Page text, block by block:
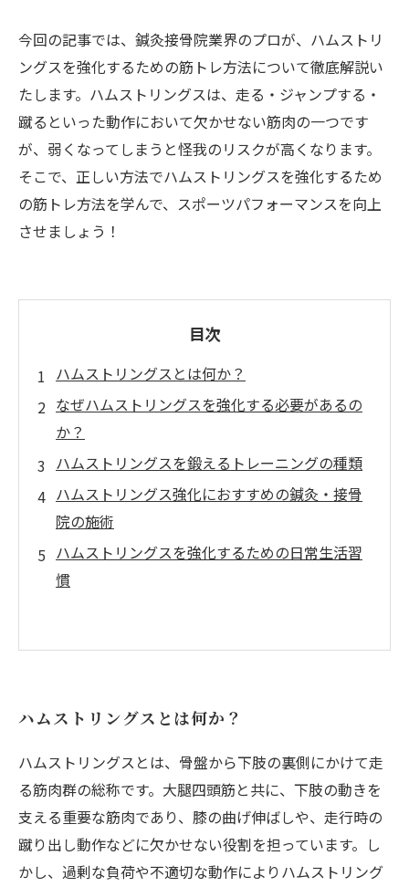
今回の記事では、鍼灸接骨院業界のプロが、ハムストリ
ングスを強化するための筋トレ方法について徹底解説い
たします。ハムストリングスは、走る・ジャンプする・
蹴るといった動作において欠かせない筋肉の一つです
が、弱くなってしまうと怪我のリスクが高くなります。
そこで、正しい方法でハムストリングスを強化するため
の筋トレ方法を学んで、スポーツパフォーマンスを向上
させましょう！
目次
ハムストリングスとは何か？
なぜハムストリングスを強化する必要があるの
か？
ハムストリングスを鍛えるトレーニングの種類
ハムストリングス強化におすすめの鍼灸・接骨
院の施術
ハムストリングスを強化するための日常生活習
慣
ハムストリングスとは何か？
ハムストリングスとは、骨盤から下肢の裏側にかけて走
る筋肉群の総称です。大腿四頭筋と共に、下肢の動きを
支える重要な筋肉であり、膝の曲げ伸ばしや、走行時の
蹴り出し動作などに欠かせない役割を担っています。し
かし、過剰な負荷や不適切な動作によりハムストリング